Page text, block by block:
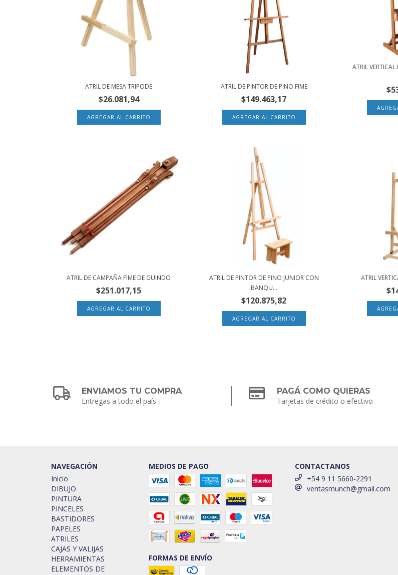
ATRIL DE MESA TRIPODE
$26.081,94
ATRIL DE PINTOR DE PINO FIME
$149.463,17
ATRIL
ATRIL DE CAMPAÑA FIME DE GUINDO
$251.017,15
ATRIL DE PINTOR DE PINO JUNIOR CON
BANQU...
$120.875,82
ATRIL
ENVIAMOS TU COMPRA
Entregas a todo el país
PAGÁ COMO QUIERAS
Tarjetas de crédito o efectivo
NAVEGACIÓN
Inicio
DIBUJO
PINTURA
PINCELES
BASTIDORES
PAPELES
ATRILES
CAJAS Y VALIJAS
HERRAMIENTAS
ELEMENTOS DE
MEDIOS DE PAGO
FORMAS DE ENVÍO
CONTACTANOS
+54 9 11 5660-2291
ventasmunch@gmail.com